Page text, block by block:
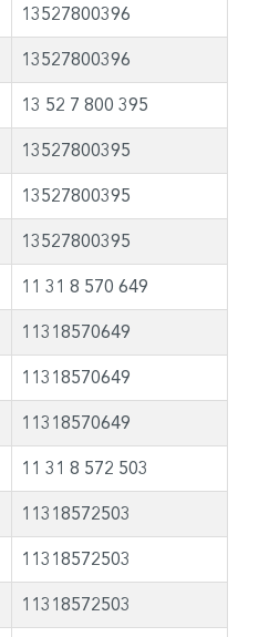
13527800396
13527800396
13 52 7 800 395
13527800395
13527800395
13527800395
11 31 8 570 649
11318570649
11318570649
11318570649
11 31 8 572 503
11318572503
11318572503
11318572503